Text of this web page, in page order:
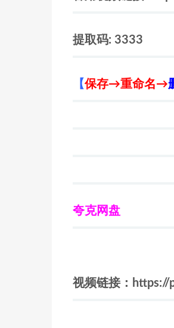
提取码: 3333
【保存→重命名→
夸克网盘
视频链接：https://